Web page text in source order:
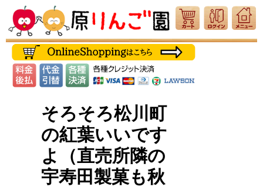
そろそろ松川町
の紅葉いいです
よ（直売所隣の
宇寿田製菓も秋